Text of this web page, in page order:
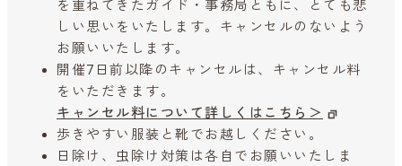
を重ねてきたガイド・事務局ともに、とても悲
しい思いをいたします。キャンセルのないよう
お願いいたします。
開催7日前以降のキャンセルは、キャンセル料
をいただきます。
キャンセル料について詳しくはこちら＞
歩きやすい服装と靴でお越しください。
日除け、虫除け対策は各自でお願いいたしま